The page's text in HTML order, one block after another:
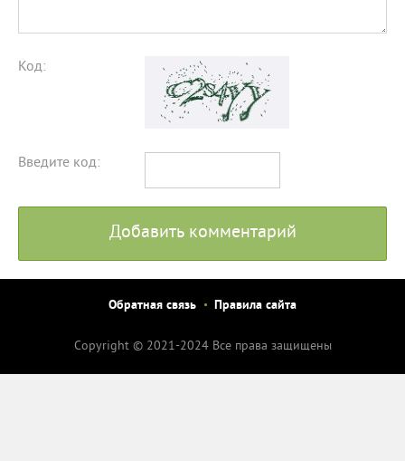
Код:
Введите код:
Добавить комментарий
Обратная связь Правила сайта
Copyright © 2021-2024 Все права защищены